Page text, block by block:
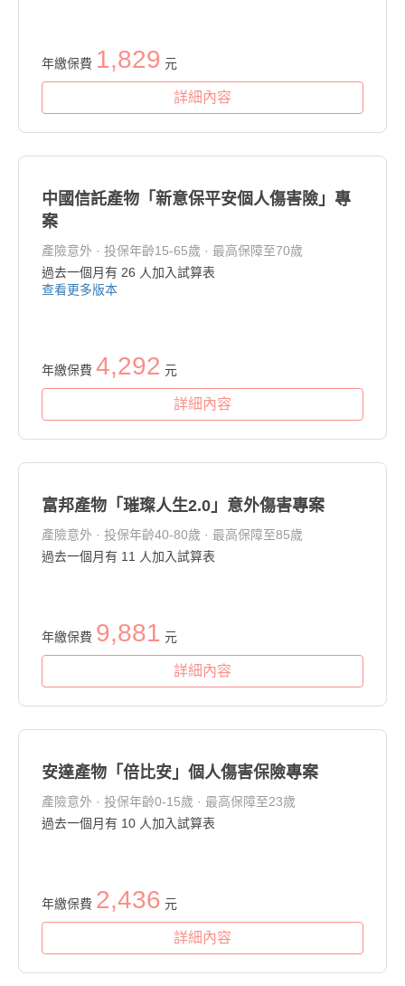
年繳保費 1,829 元
詳細內容
中國信託產物「新意保平安個人傷害險」專
案
產險意外 · 投保年齡15-65歲 · 最高保障至70歲
過去一個月有 26 人加入試算表
查看更多版本
年繳保費 4,292 元
詳細內容
富邦產物「璀璨人生2.0」意外傷害專案
產險意外 · 投保年齡40-80歲 · 最高保障至85歲
過去一個月有 11 人加入試算表
年繳保費 9,881 元
詳細內容
安達產物「倍比安」個人傷害保險專案
產險意外 · 投保年齡0-15歲 · 最高保障至23歲
過去一個月有 10 人加入試算表
年繳保費 2,436 元
詳細內容